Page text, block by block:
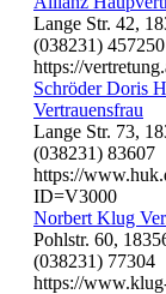
Lange Str. 42,
(038231) 457250
https://
Schröder Doris
Vertrauensfrau
Lange Str. 73,
(038231) 83607
https://
ID=V3000
Norbert Klug
Pohlstr. 60,
(038231) 77304
https://